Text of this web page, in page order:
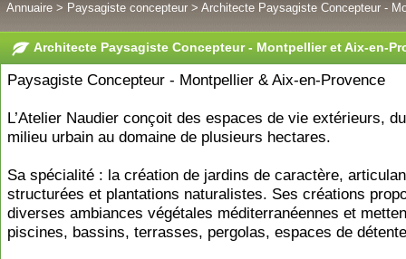
Annuaire > Paysagiste concepteur > Architecte Paysagiste Concepteur -
Architecte Paysagiste Concepteur - Montpellier et Aix-en-
Paysagiste Concepteur - Montpellier & Aix-en-Provence
L’Atelier Naudier conçoit des espaces de vie extérieurs,
milieu urbain au domaine de plusieurs hectares.
Sa spécialité : la création de jardins de caractère,
structurées et plantations naturalistes. Ses créations
diverses ambiances végétales méditerranéennes et
piscines, bassins, terrasses, pergolas, espaces de